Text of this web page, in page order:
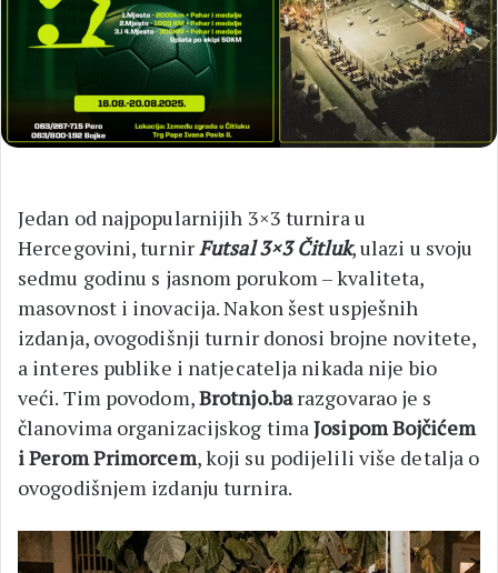
Jedan od najpopularnijih 3×3 turnira u
Hercegovini, turnirFutsal 3×3 Čitluk, ulazi u svoju
sedmu godinu s jasnom porukom – kvaliteta,
masovnost i inovacija. Nakon šest uspješnih
izdanja, ovogodišnji turnir donosi brojne novitete,
a interes publike i natjecatelja nikada nije bio
veći. Tim povodom,Brotnjo.barazgovarao je s
članovima organizacijskog timaJosipom Bojčićem
i Perom Primorcem, koji su podijelili više detalja o
ovogodišnjem izdanju turnira.